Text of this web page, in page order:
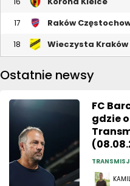
17 Raków
18 Wieczysta Kraków
Ostatnie newsy
FC
gdzie